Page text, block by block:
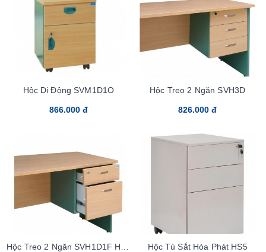
Hộc Di Động SVM1D1O
866.000 đ
Hộc Treo 2 Ngăn SVH3D
826.000 đ
Hộc Treo 2 Ngăn SVH1D1F Hòa
Hộc Tủ Sắt Hòa Phát HS5